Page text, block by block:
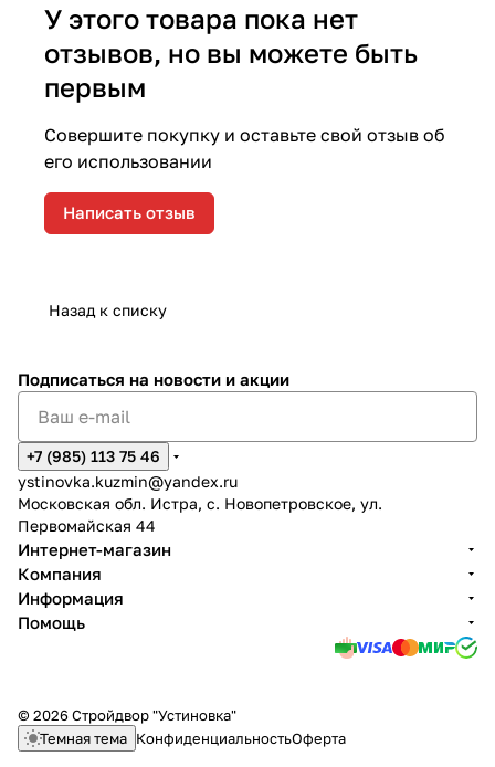
У этого товара пока нет
отзывов, но вы можете быть
первым
Совершите покупку и оставьте свой отзыв об
его использовании
Написать отзыв
Назад к списку
Подписаться на новости и акции
+7 (985) 113 75 46
ystinovka.kuzmin@yandex.ru
Московская обл. Истра, с. Новопетровское, ул.
Первомайская 44
Интернет-магазин
Компания
Информация
Помощь
© 2026 Стройдвор "Устиновка"
Темная тема КонфиденциальностьОферта